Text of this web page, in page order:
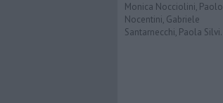
Monica Nocciolini, Paolo
Nocentini, Gabriele
Santarnecchi, Paola Silvi.